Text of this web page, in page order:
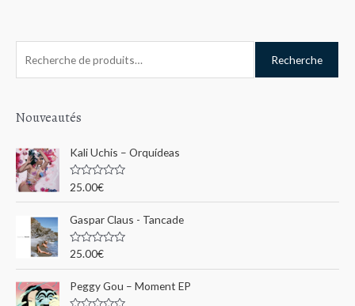
h
r
c
h
u
Recherche
Nouveautés
Kali Uchis – Orquídeas
N
t
e
0
s
u
r
5
25.00€
Gaspar Claus - Tancade
N
t
e
0
25.00€
Peggy Gou ‎– Moment EP